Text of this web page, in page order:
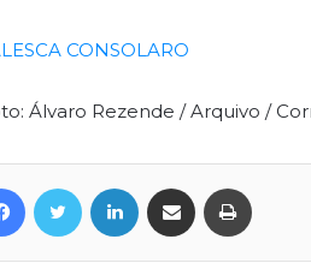
CONSOLARO
Álvaro Rezende / Arquivo /
FacebookTwitter Linkedin Compartilhar via e-mail